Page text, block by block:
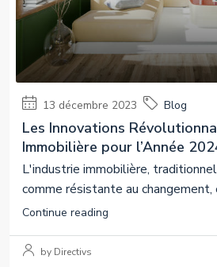
13 décembre 2023 Blog
Les Innovations
Immobilière pour l’Année
L'industrie immobilière,
comme résistante au changement,
Continue reading
by Directivs